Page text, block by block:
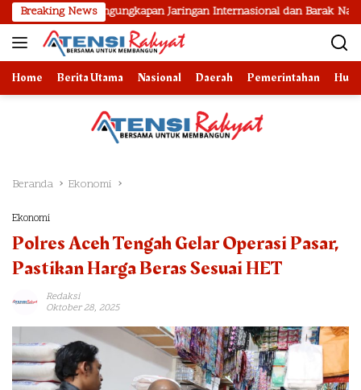
Langsung
ke
konten
Breaking News
Pengungkapan Jaringan Internasional dan Barak Narkoba
Home Berita Utama Nasional Daerah Pemerintahan
Beranda Ekonomi
Ekonomi
Polres Aceh Tengah Gelar Operasi Pasar,
Pastikan Harga Beras Sesuai HET
Redaksi
Oktober 28, 2025